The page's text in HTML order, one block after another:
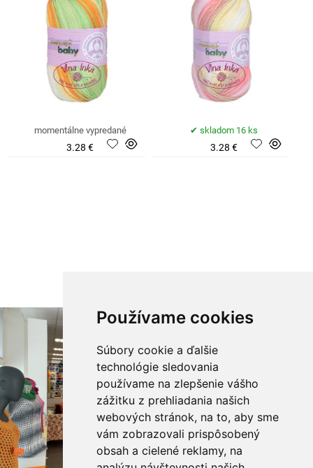
Používame cookies
Súbory cookie a ďalšie
technológie sledovania
používame na zlepšenie vášho
zážitku z prehliadania našich
webových stránok, na to, aby sme
vám zobrazovali prispôsobený
obsah a cielené reklamy, na
momentálne vypredané
3.28 €
skladom 16 ks
3.28 €